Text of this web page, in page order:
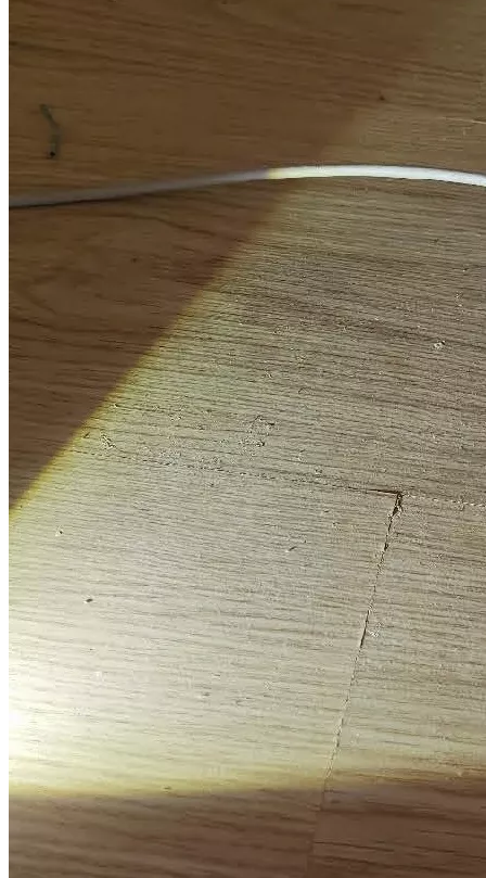
Дело выиграно
Спор о качестве строительства (ЖК "Переделкино Ближнее")
Всего взыскано
865 775 руб.
Спор о качестве строительства (ЖК "Переделкино Ближнее")
Всего взыскано
733 280 руб.
Спор о качестве строительства с ООО "СЗ "Нагатино-1"
Дело выиграно
Всего взыскано
1 460 355 руб.
Смотреть все выигранные дела
Ответы на некоторые вопросы
дольщиков по спорам с
застройщиками
Как понять, имеются ли в квартире строительные недостатки?
Некоторые строительные недостатки являются явными и для
их выявления не требуется специальных знаний и
оборудования (дефекты отделки, трещины в стяжке, явные
неровности стен и т.д.). Однако в боль...
Можно ли определить стоимость устранения строительных
недостатков без проведения осмотра, по фото/видео?
В связи с тем, что для выявления всех строительных
недостатков специалисту необходимо проводить
инструментальные измерения, предварительный анализ
недостатков на предмет их наличия по фото/видео в...